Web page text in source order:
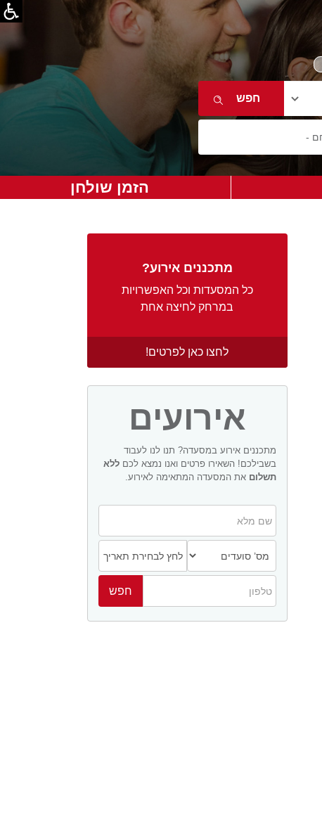
הזמן שולחן
מתכננים אירוע?
כל המסעדות וכל האפשרויות
במרחק לחיצה אחת
לחצו כאן לפרטים!
אירועים
מתכננים אירוע במסעדה? תנו לנו לעבוד
בשבילכם! השאירו פרטים ואנו נמצא לכם ללא
תשלום את המסעדה המתאימה לאירוע.